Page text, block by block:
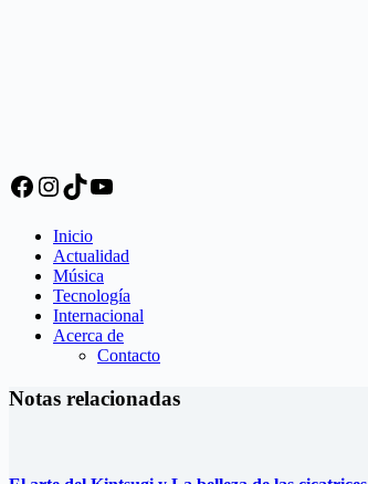
Facebook
Instagram
TikTok
YouTube
Inicio
Actualidad
Música
Tecnología
Internacional
Acerca de
Contacto
Notas relacionadas